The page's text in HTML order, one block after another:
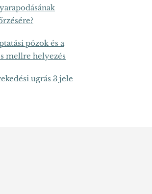
pózok és a
mellre helyezés
ugrás 3 jele